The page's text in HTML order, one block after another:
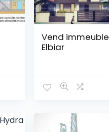
Vend immeuble
Elbiar